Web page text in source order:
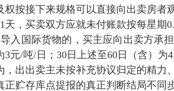
权按接下来规格可以直接向出卖房者
1天，买卖双方应就未付账款按每星期
导入国际货物的，买主应向出卖方
3元/吨/日；30日上述至60日（含）为
，出出卖主未按补充协议归定的精
正贮存库点提报的真正判断结局不同